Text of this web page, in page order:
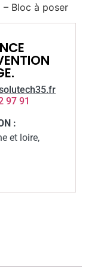
Bloc à poser
97 91
:
et loire,